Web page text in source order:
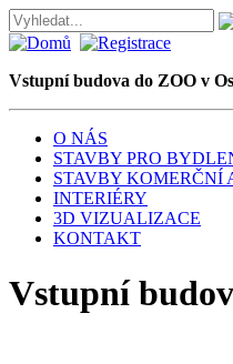
Vstupní budova do ZOO v
O NÁS
STAVBY PRO
STAVBY KOMERČNÍ
INTERIÉRY
3D VIZUALIZACE
KONTAKT
Vstupní